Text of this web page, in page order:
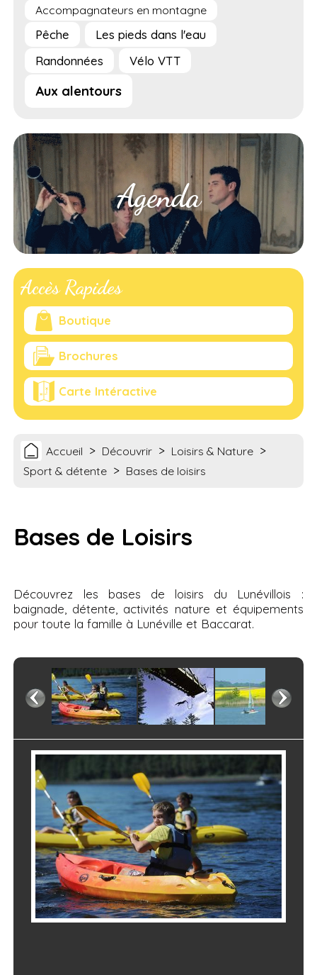
Accompagnateurs en montagne
Pêche
Les pieds dans l'eau
Randonnées
Vélo VTT
Aux alentours
Agenda
Accès Rapides
Boutique
Brochures
Carte Intéractive
Accueil > Découvrir > Loisirs & Nature >
Sport & détente > Bases de loisirs
Bases de Loisirs
Découvrez les bases de loisirs du Lunévillois :
baignade, détente, activités nature et équipements
pour toute la famille à Lunéville et Baccarat.